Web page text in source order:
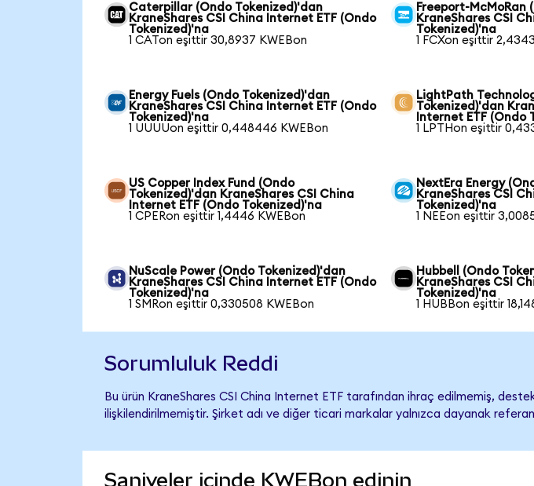
Caterpillar (Ondo Tokenized)'dan
KraneShares CSI China Internet ETF (Ondo
Tokenized)'na
1 CATon eşittir 30,8937 KWEBon
Freeport-McMoRan
KraneShares CSI
Tokenized)'na
1 FCXon eşittir
Energy Fuels (Ondo Tokenized)'dan
KraneShares CSI China Internet ETF (Ondo
Tokenized)'na
1 UUUUon eşittir 0,448446 KWEBon
LightPath
Tokenized)'dan
Internet ETF (Ondo
1 LPTHon eşittir
US Copper Index Fund (Ondo
Tokenized)'dan KraneShares CSI China
Internet ETF (Ondo Tokenized)'na
1 CPERon eşittir 1,4446 KWEBon
NextEra Energy
KraneShares CSI
Tokenized)'na
1 NEEon eşittir
NuScale Power (Ondo Tokenized)'dan
KraneShares CSI China Internet ETF (Ondo
Tokenized)'na
1 SMRon eşittir 0,330508 KWEBon
Hubbell (Ondo
KraneShares CSI
Tokenized)'na
1 HUBBon eşittir
Sorumluluk Reddi
Bu ürün KraneShares CSI China Internet ETF tarafından ihraç edilmemiş,
ilişkilendirilmemiştir. Şirket adı ve diğer ticari markalar yalnızca dayanak referans
Saniyeler içinde KWEBon edinin